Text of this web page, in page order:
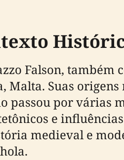
Falson, também
Malta. Suas
passou por várias
e
medieval e